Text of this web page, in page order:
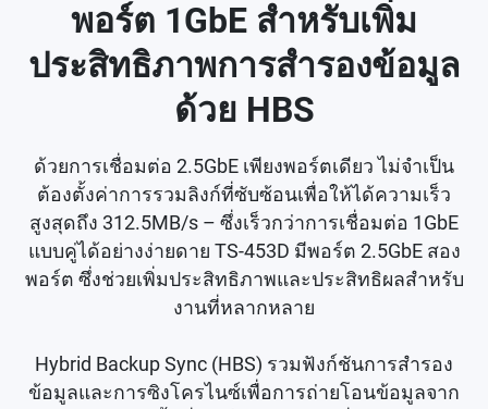
พอร์ต 1GbE สำหรับเพิ่ม
ประสิทธิภาพการสำรองข้อมูล
ด้วย HBS
ด้วยการเชื่อมต่อ 2.5GbE เพียงพอร์ตเดียว ไม่จำเป็น
ต้องตั้งค่าการรวมลิงก์ที่ซับซ้อนเพื่อให้ได้ความเร็ว
สูงสุดถึง 312.5MB/s – ซึ่งเร็วกว่าการเชื่อมต่อ 1GbE
แบบคู่ได้อย่างง่ายดาย TS-453D มีพอร์ต 2.5GbE สอง
พอร์ต ซึ่งช่วยเพิ่มประสิทธิภาพและประสิทธิผลสำหรับ
งานที่หลากหลาย
Hybrid Backup Sync (HBS) รวมฟังก์ชันการสำรอง
ข้อมูลและการซิงโครไนซ์เพื่อการถ่ายโอนข้อมูลจาก